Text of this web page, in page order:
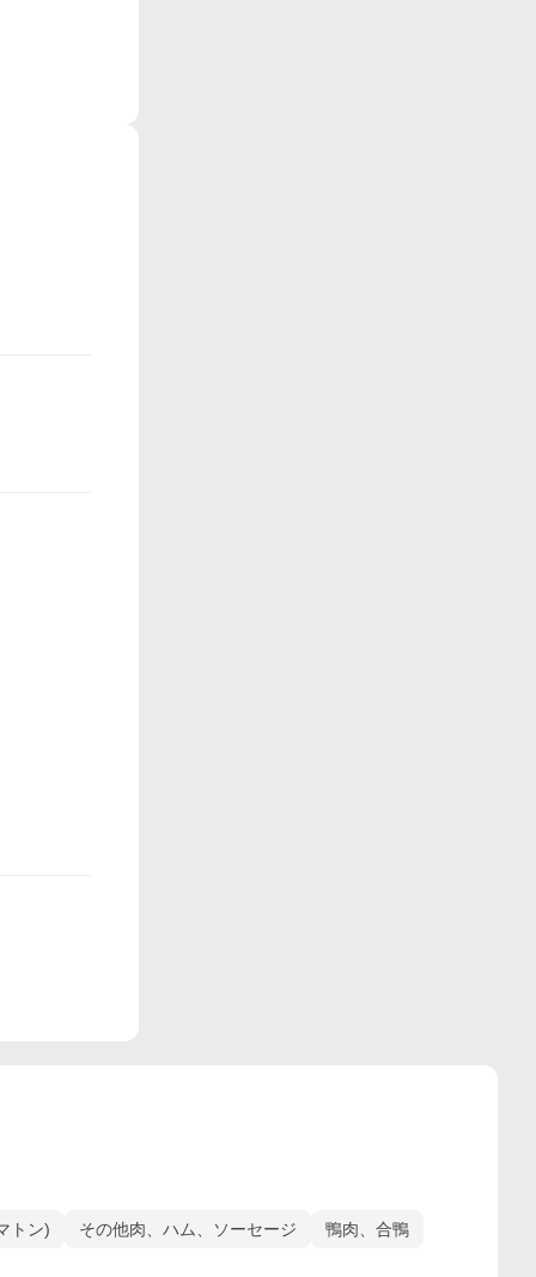
トン) その他肉、ハム、ソーセージ
鴨肉、合鴨